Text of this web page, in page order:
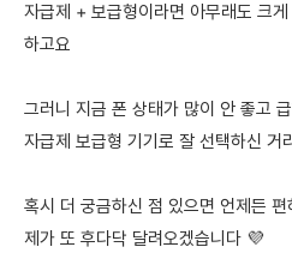
자급제 + 보급형이라면 아무래도 크
하고요
그러니 지금 폰 상태가 많이 안 좋고
자급제 보급형 기기로 잘 선택하신 거
혹시 더 궁금하신 점 있으면 언제든
제가 또 후다닥 달려오겠습니다 💜